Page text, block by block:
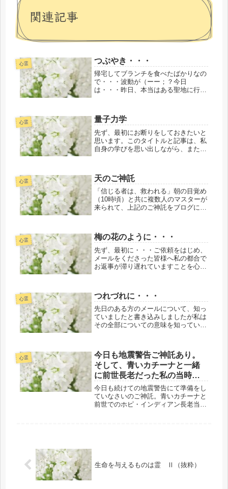
関連記事
心霊 つぶやき・・・
帰宅してブランチを食べたばかりなの
で・・・波動が（ーー；？今日
は・・・昨日、本当はある聖地に行け
名）で京都に行き・・・ある聖地以外
では絶対に約束されたような必要に応
じた...
心霊 量子力学
先ず、最初にお断りをしておきたいと
思います。このタイトルと記事は、私
自身の学びを思い出しながら、また復
（９/４）までの昼夜を問わずお昼前
頃まで表裏一体で私が所属している
元々の...
心霊 天のご神託
「信じる者は、救われる」朝の目覚め
（10時頃）と共に複数人のマスターが
来られて、上記のご神託をブログに書
で、ご縁があり当ブログを長年間含、
シェアを受け入れてくださいました
真...
心霊 梅の花のように・・・
先ず、最初に・・・ご依頼をはじめ、
メールをくださった皆様へ私の都合で
お返事が滞り遅れていますことを心よ
げておりますので、ぞうどよろしくお
願い申し上げま
す。 ...
心霊 つれづれに・・・
先日のある方のメールについて、知っ
ていましたと書き込みしましたが私は
その全部についての意味を知っている
て不本意ですので、先日の書き込み
（つれずれ・・・）を削除しました。
※５...
心霊
今日も地震警告ご神託あり。
そして、青いカチーナと一緒
に前世長老だった私の当時の
ホピ姿が
今日も続けての地震警告にて準備をし
ていなさいのご神託。青いカチーナと
前世でのホピ・インディアン長老当時
生命を与えるものは霊 Ⅱ（抜粋）